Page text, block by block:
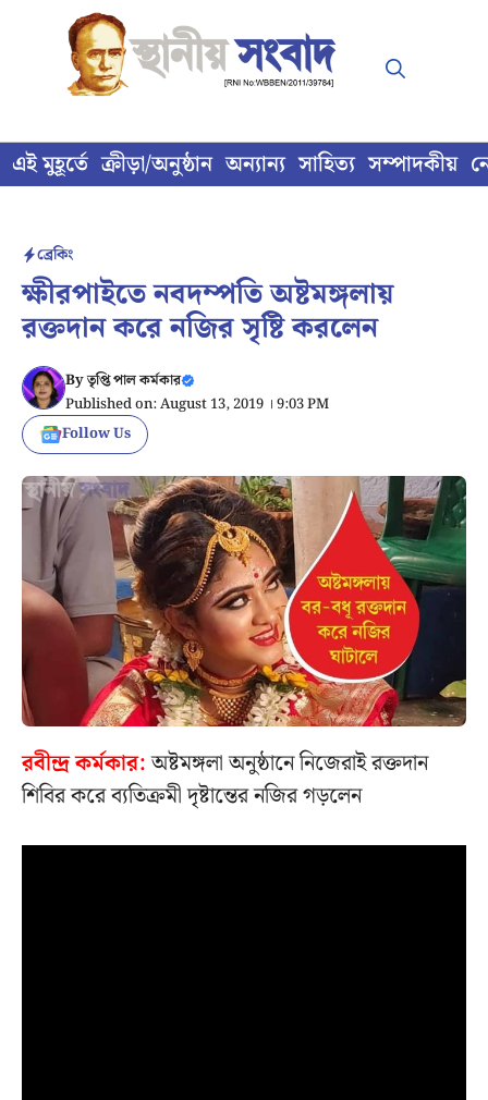
content
এই মুহূর্তে ক্রীড়া/অনুষ্ঠান অন্যান্য সাহিত্য সম্পাদকীয়
ব্রেকিং
ক্ষীরপাইতে নবদম্পতি অষ্টমঙ্গলায়
রক্তদান করে নজির সৃষ্টি করলেন
Byতৃপ্তি পাল কর্মকার
Published on: August 13, 2019 । 9:03 PM
Follow Us
রবীন্দ্র কর্মকার:অষ্টমঙ্গলা অনুষ্ঠানে নিজেরাই রক্তদান
শিবির করে ব্যতিক্রমী দৃষ্টান্তের নজির গড়লেন